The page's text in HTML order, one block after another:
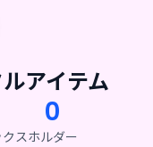
アイテム
ス
0
ホルダー